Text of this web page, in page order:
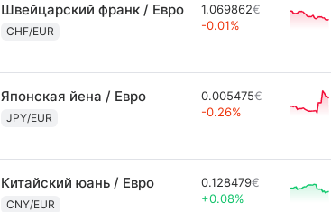
Швейцарский франк / Евро
CHF/EUR
1.069862€
-0.01%
Японская йена / Евро
JPY/EUR
0.005475€
-0.26%
Китайский юань / Евро
CNY/EUR
0.128479€
+0.08%